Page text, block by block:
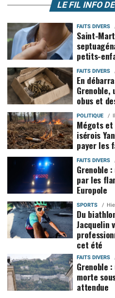
LE FIL INFO
FAITS DIVERS
Saint-
petits-
FAITS DIVERS
En
Grenoble,
obus et
POLITIQUE
Mégots
isérois
payer les
FAITS DIVERS
Grenoble
par les
Europole
SPORTS
Du
Jacquelin
cet été
FAITS DIVERS
Grenoble
morte
attendue